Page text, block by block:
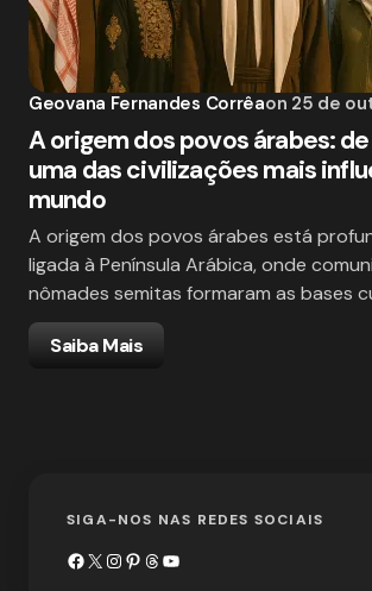
Geovana Fernandes Corrêaon 25 de
A origem dos povos árabes:
uma das civilizações mais
mundo
A origem dos povos árabes está
ligada à Península Arábica, onde
nômades semitas formaram as bases
Saiba Mais
SIGA-NOS NAS REDES SOCIAIS